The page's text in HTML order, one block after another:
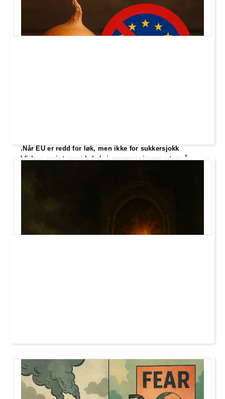
tilhører børsen. Mens politikere jager
«utslepp» på papiret, forsvinner realøkonomien
– og fornuften – ut bakdøra.
.Når EU er redd for løk, men ikke for sukkersjokk
Vi har spist norsk løk i generasjoner uten å
multinasjonale konsern passere nesten uten
motstand. Det er noe som skurrer.